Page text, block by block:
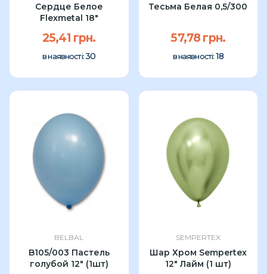
Сердце Белое
Flexmetal 18"
25,41 грн.
в наявності:30
Тесьма Белая 0,5/300
57,78 грн.
в наявності: 18
BELBAL
B105/003 Пастель
голубой 12" (1шт)
SEMPERTEX
Шар Хром Sempertex
12" Лайм (1 шт)